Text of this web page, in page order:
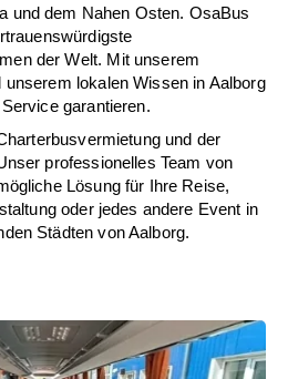
und dem Nahen Osten. OsaBus
der Welt. Mit unserem
unserem lokalen Wissen in Aalborg
garantieren.
und der
professionelles Team von
Lösung für Ihre Reise,
oder jedes andere Event in
Städten von Aalborg.